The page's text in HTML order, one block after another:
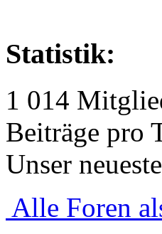
Statistik:
1 014
Beiträge pro
Unser
Alle Foren